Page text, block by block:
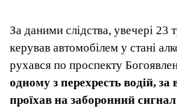
За даними слідства, увечері 23
керував автомобілем у стані
рухався по проспекту
одному з перехресть водій, за
проїхав на заборонний